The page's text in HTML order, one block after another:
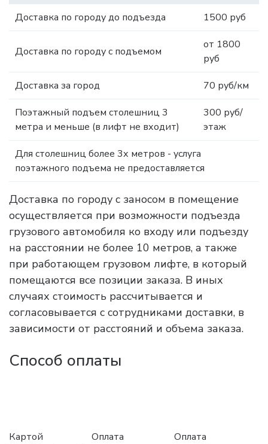
Доставка по городу до подъезда
1500 руб
Доставка по городу с подъемом
от 1800
руб
Доставка за город 70 руб/км
Поэтажный подъем столешниц 3
метра и меньше (в лифт не входит)
300 руб/
этаж
Для столешниц более 3х метров - услуга
поэтажного подъема не предоставляется
Доставка по городу с заносом в помещение
осуществляется при возможности подъезда
грузового автомобиля ко входу или подъезду
на расстоянии не более 10 метров, а также
при работающем грузовом лифте, в который
помещаются все позиции заказа. В иных
случаях стоимость рассчитывается и
согласовывается с сотрудниками доставки, в
зависимости от расстояний и объема заказа.
Способ оплаты
Картой
Оплата
Оплата